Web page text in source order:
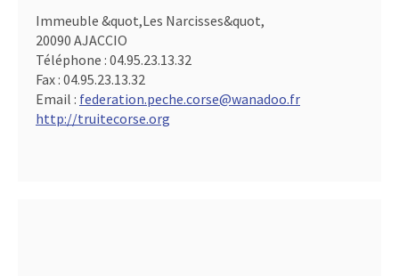
Immeuble &quot,Les Narcisses&quot,
20090 AJACCIO
Téléphone : 04.95.23.13.32
Fax : 04.95.23.13.32
Email : federation.peche.corse@wanadoo.fr
http://truitecorse.org